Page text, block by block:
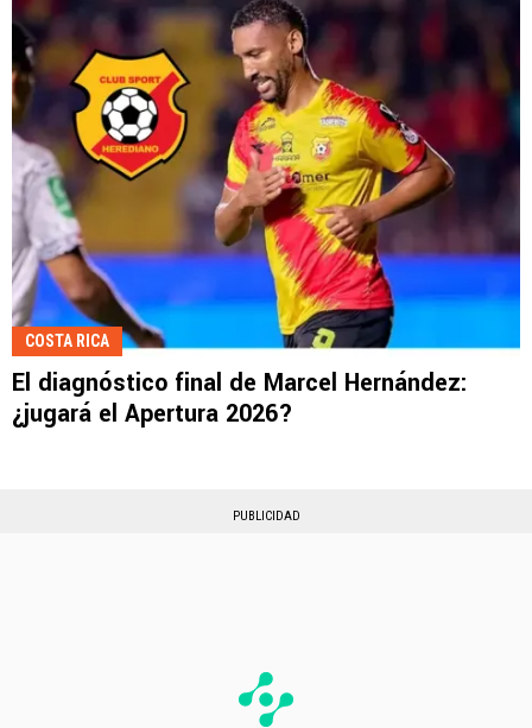
COSTA RICA
El diagnóstico final de Marcel Hernández:
¿jugará el Apertura 2026?
PUBLICIDAD